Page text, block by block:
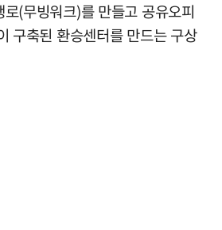
(무빙워크)를 만들고 공유오피
구축된 환승센터를 만드는 구상